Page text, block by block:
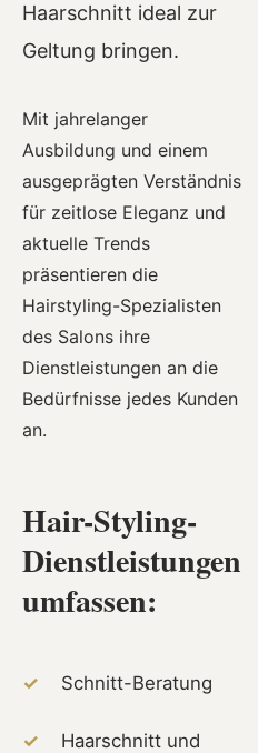
Haarschnitt ideal zur
Geltung bringen.
Mit jahrelanger
Ausbildung und einem
ausgeprägten Verständnis
für zeitlose Eleganz und
aktuelle Trends
präsentieren die
Hairstyling-Spezialisten
des Salons ihre
Dienstleistungen an die
Bedürfnisse jedes Kunden
an.
Hair-Styling-
Dienstleistungen
umfassen:
✓ Schnitt-Beratung
✓
Haarschnitt und